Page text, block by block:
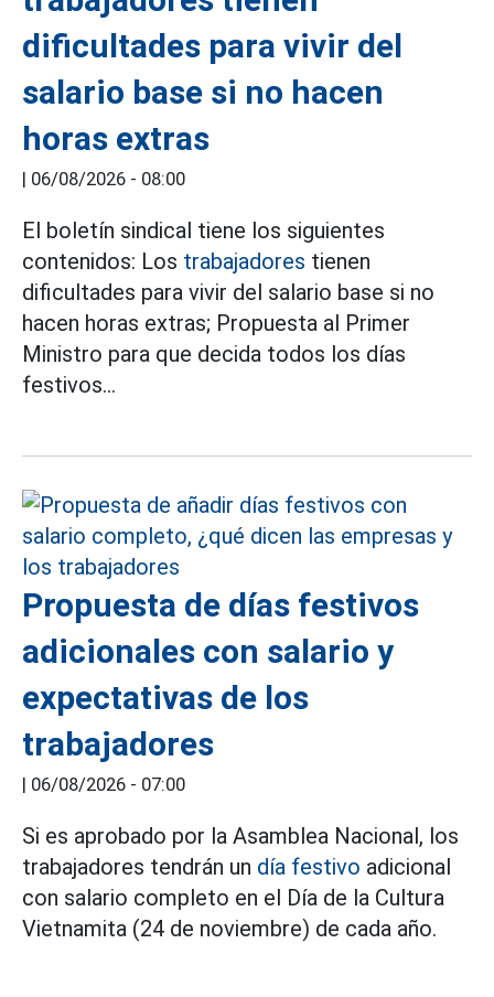
dificultades para vivir del
salario base si no hacen
horas extras
| 06/08/2026 - 08:00
El boletín sindical tiene los siguientes
contenidos: Los trabajadores tienen
dificultades para vivir del salario base si no
hacen horas extras; Propuesta al Primer
Ministro para que decida todos los días
festivos...
Propuesta de días festivos
adicionales con salario y
expectativas de los
trabajadores
| 06/08/2026 - 07:00
Si es aprobado por la Asamblea Nacional, los
trabajadores tendrán un día festivo adicional
con salario completo en el Día de la Cultura
Vietnamita (24 de noviembre) de cada año.